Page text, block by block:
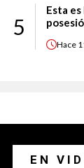
5
Esta
Hace
EN